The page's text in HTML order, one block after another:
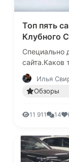
Топ пять
Клубного
Специально
постоянно
Илья
Обзоры
11 911 14